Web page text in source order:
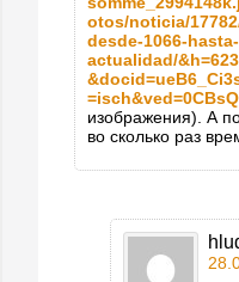
otos/noticia/
desde-1066-
actualidad/
изображения). А
во сколько раз